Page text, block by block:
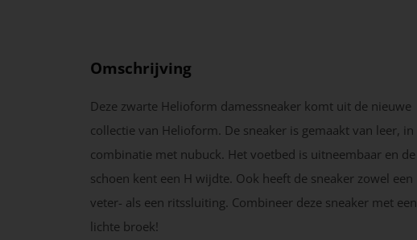
Omschrijving
Deze zwarte Helioform damessneaker komt uit de nieuwe
collectie van Helioform. De sneaker is gemaakt van leer, in
combinatie met nubuck. Het voetbed is uitneembaar en de
schoen kent een H wijdte. Ook heeft de sneaker zowel een
veter- als een ritssluiting. Combineer deze sneaker met een
lichte broek!